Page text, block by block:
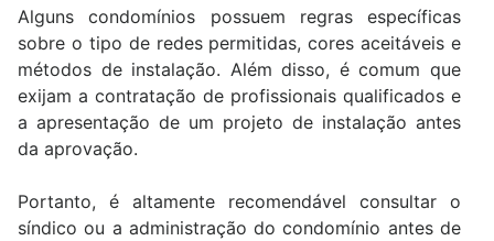
Alguns condomínios possuem regras específicas
sobre o tipo de redes permitidas, cores aceitáveis e
métodos de instalação. Além disso, é comum que
exijam a contratação de profissionais qualificados e
a apresentação de um projeto de instalação antes
da aprovação.
Portanto, é altamente recomendável consultar o
síndico ou a administração do condomínio antes de